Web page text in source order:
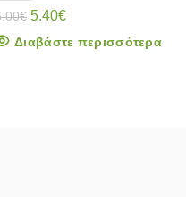
€ Original
was:
5.40€Η
τιμή
Διαβάστε περισσότερα